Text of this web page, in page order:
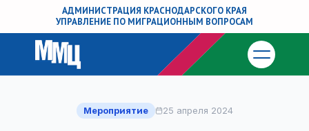
АДМИНИСТРАЦИЯ КРАСНОДАРСКОГО КРАЯ
УПРАВЛЕНИЕ ПО МИГРАЦИОННЫМ ВОПРОСАМ
Мероприятие 25 апреля 2024